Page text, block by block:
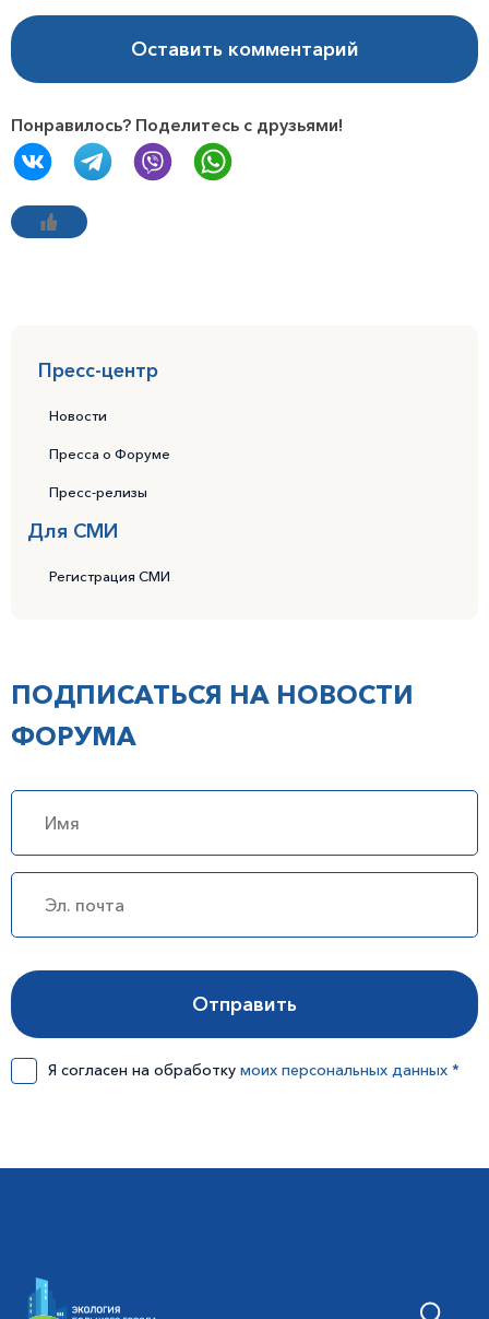
Пресс-центр
Новости
Пресса о Форуме
Пресс-релизы
Для СМИ
Регистрация СМИ
Оставить комментарий
Понравилось? Поделитесь с друзьями!
ПОДПИСАТЬСЯ НА НОВОСТИ
ФОРУМА
Я согласен на обработку моих персональных данных *